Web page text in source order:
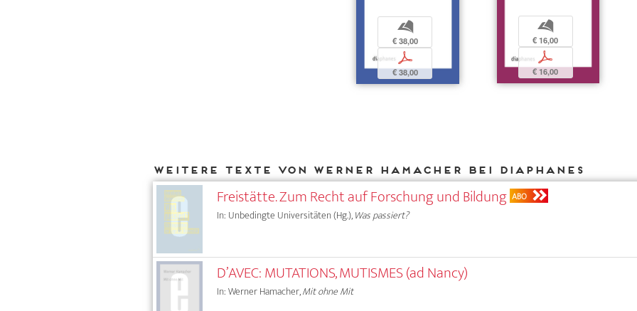
b
€ 38,00
p
€ 38,00
b
€ 16,00
p
€ 16,00
Weitere Texte von Werner Hamacher bei DIAPHANES
Freistätte. Zum Recht auf Forschung und Bildung ABO
In: Unbedingte Universitäten (Hg.),Was passiert?
D’AVEC: MUTATIONS, MUTISMES (ad Nancy)
In: Werner Hamacher,Mit ohne Mit